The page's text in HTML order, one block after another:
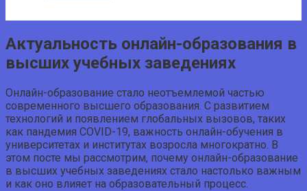
Актуальность онлайн-образования в
высших учебных заведениях
Онлайн-образование стало неотъемлемой частью
современного высшего образования. С развитием
технологий и появлением глобальных вызовов, таких
как пандемия COVID-19, важность онлайн-обучения в
университетах и институтах возросла многократно. В
этом посте мы рассмотрим, почему онлайн-образование
в высших учебных заведениях стало настолько важным
и как оно влияет на образовательный процесс.